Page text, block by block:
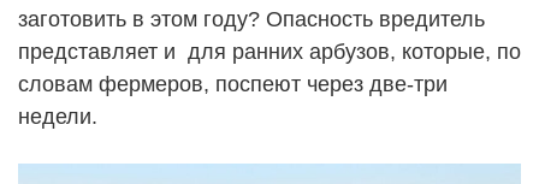
заготовить в этом году? Опасность вредитель
представляет и для ранних арбузов, которые, по
словам фермеров, поспеют через две-три
недели.